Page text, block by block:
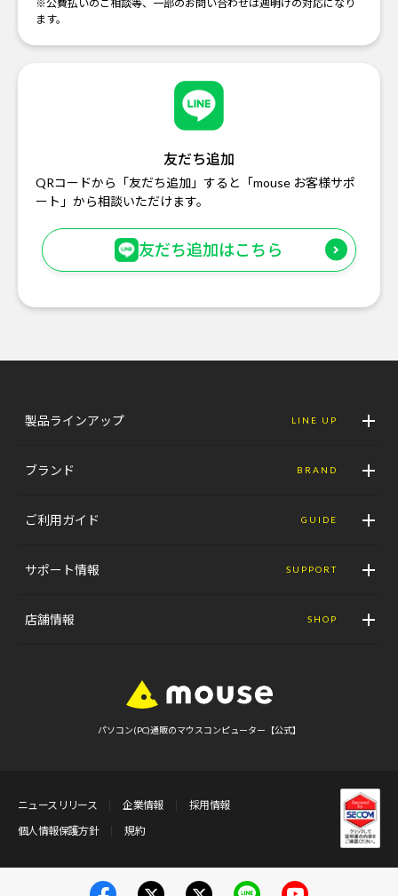
※公費払いのご相談等、一部のお問い合わせは週明けの対応になり
ます。
友だち追加
QRコードから「友だち追加」すると「mouse お客様サポ
ート」から相談いただけます。
友だち追加はこちら
製品ラインアップ LINE UP
ブランド BRAND
ご利用ガイド GUIDE
サポート情報 SUPPORT
店舗情報 SHOP
パソコン(PC)通販のマウスコンピューター【公式】
ニュースリリース 企業情報
採用情報
個人情報保護方針
規約